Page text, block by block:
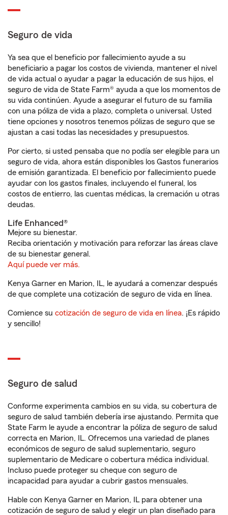
Seguro de vida
Ya sea que el beneficio por fallecimiento ayude a su
beneficiario a pagar los costos de vivienda, mantener el nivel
de vida actual o ayudar a pagar la educación de sus hijos, el
seguro de vida de State Farm® ayuda a que los momentos de
su vida continúen. Ayude a asegurar el futuro de su familia
con una póliza de vida a plazo, completa o universal. Usted
tiene opciones y nosotros tenemos pólizas de seguro que se
ajustan a casi todas las necesidades y presupuestos.
Por cierto, si usted pensaba que no podía ser elegible para un
seguro de vida, ahora están disponibles los Gastos funerarios
de emisión garantizada. El beneficio por fallecimiento puede
ayudar con los gastos finales, incluyendo el funeral, los
costos de entierro, las cuentas médicas, la cremación u otras
deudas.
Life Enhanced®
Mejore su bienestar.
Reciba orientación y motivación para reforzar las áreas clave
de su bienestar general.
Aquí puede ver más.
Kenya Garner en Marion, IL, le ayudará a comenzar después
de que complete una cotización de seguro de vida en línea.
Comience su cotización de seguro de vida en línea. ¡Es rápido
y sencillo!
Seguro de salud
Conforme experimenta cambios en su vida, su cobertura de
seguro de salud también debería irse ajustando. Permita que
State Farm le ayude a encontrar la póliza de seguro de salud
correcta en Marion, IL. Ofrecemos una variedad de planes
económicos de seguro de salud suplementario, seguro
suplementario de Medicare o cobertura médica individual.
Incluso puede proteger su cheque con seguro de
incapacidad para ayudar a cubrir gastos mensuales.
Hable con Kenya Garner en Marion, IL para obtener una
cotización de seguro de salud y elegir un plan diseñado para